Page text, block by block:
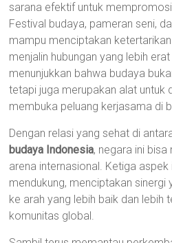
sarana efektif untuk
Festival budaya, pameran seni,
mampu menciptakan
menjalin hubungan yang lebih
menunjukkan bahwa budaya
tetapi juga merupakan alat untuk
membuka peluang kerjasama di
Dengan relasi yang sehat di
budaya Indonesia, negara ini
arena internasional. Ketiga
mendukung, menciptakan
ke arah yang lebih baik dan lebih
komunitas global.